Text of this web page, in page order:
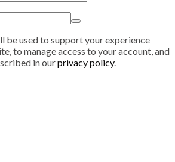
be used to support your experience
to manage access to your account, and
in ourprivacy policy.